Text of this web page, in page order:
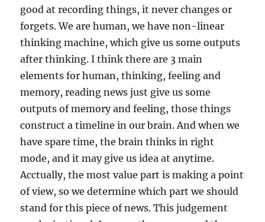
good at recording things, it never changes or
forgets. We are human, we have non-linear
thinking machine, which give us some outputs
after thinking. I think there are 3 main
elements for human, thinking, feeling and
memory, reading news just give us some
outputs of memory and feeling, those things
construct a timeline in our brain. And when we
have spare time, the brain thinks in right
mode, and it may give us idea at anytime.
Acctually, the most value part is making a point
of view, so we determine which part we should
stand for this piece of news. This judgement